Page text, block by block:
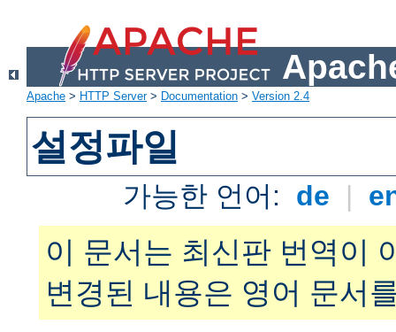
Apache > HTTP Server> Documentation > Version 2.4
설정파일
가능한 언어: de |
이 문서는 최신판 번역이
변경된 내용은 영어 문서